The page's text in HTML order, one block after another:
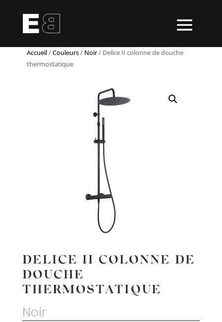
Accueil/Couleurs/ Noir/ Delice II colonne de douche
thermostatique
DELICE II COLONNE DE
DOUCHE
THERMOSTATIQUE
Noir